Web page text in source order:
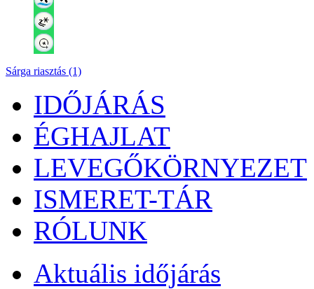
Sárga riasztás (1)
IDŐJÁRÁS
ÉGHAJLAT
LEVEGŐKÖRNYEZET
ISMERET-TÁR
RÓLUNK
Aktuális időjárás